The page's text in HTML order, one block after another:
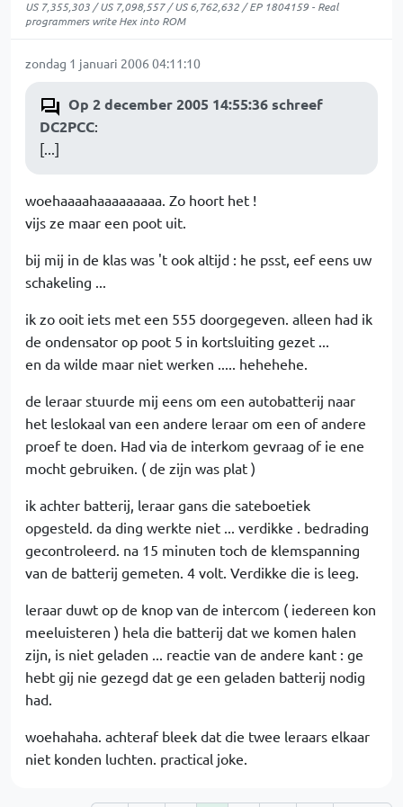
US 7,355,303 / US 7,098,557 / US 6,762,632 / EP 1804159 - Real
programmers write Hex into ROM
zondag 1 januari 2006 04:11:10
Op 2 december 2005 14:55:36 schreef
DC2PCC:
[...]
woehaaaahaaaaaaaaa. Zo hoort het !
vijs ze maar een poot uit.
bij mij in de klas was 't ook altijd : he psst, eef eens uw
schakeling ...
ik zo ooit iets met een 555 doorgegeven. alleen had ik
de ondensator op poot 5 in kortsluiting gezet ...
en da wilde maar niet werken ..... hehehehe.
de leraar stuurde mij eens om een autobatterij naar
het leslokaal van een andere leraar om een of andere
proef te doen. Had via de interkom gevraag of ie ene
mocht gebruiken. ( de zijn was plat )
ik achter batterij, leraar gans die sateboetiek
opgesteld. da ding werkte niet ... verdikke . bedrading
gecontroleerd. na 15 minuten toch de klemspanning
van de batterij gemeten. 4 volt. Verdikke die is leeg.
leraar duwt op de knop van de intercom ( iedereen kon
meeluisteren ) hela die batterij dat we komen halen
zijn, is niet geladen ... reactie van de andere kant : ge
hebt gij nie gezegd dat ge een geladen batterij nodig
had.
woehahaha. achteraf bleek dat die twee leraars elkaar
niet konden luchten. practical joke.